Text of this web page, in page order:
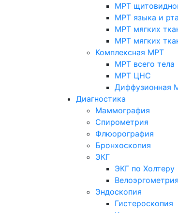
МРТ
МРТ языка и рта
МРТ мягких
МРТ мягких
Комплексная МРТ
МРТ всего тела
МРТ ЦНС
Диффузионная
Диагностика
Маммография
Спирометрия
Флюорография
Бронхоскопия
ЭКГ
ЭКГ по Холтеру
Эндоскопия
Гистероскопия